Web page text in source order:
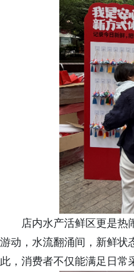
店内水产活鲜区更是热
游动，水流翻涌间，新鲜状
此，消费者不仅能满足日常